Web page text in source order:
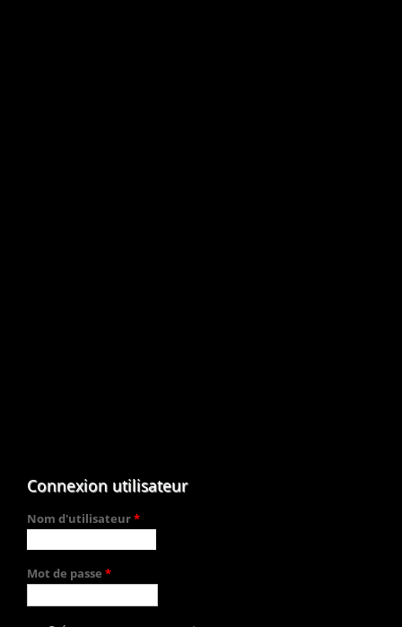
Connexion utilisateur
Nom d'utilisateur*
Mot de passe *